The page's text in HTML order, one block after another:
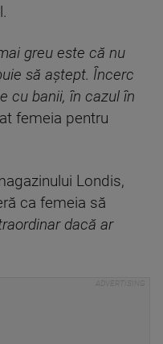
greu este că nu
să aștept. Încerc
cu banii, în cazul în
femeia pentru
Londis,
ca femeia să
dacă ar